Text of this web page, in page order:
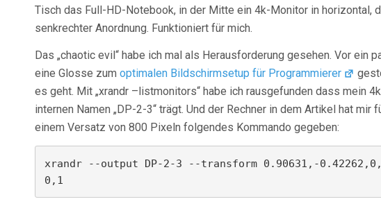
Tisch das Full-HD-Notebook, in der Mitte ein 4k-Monitor in horizontal,
senkrechter Anordnung. Funktioniert für mich.
Das „chaotic evil“ habe ich mal als Herausforderung gesehen. Vor ein
eine Glosse zum optimalen Bildschirmsetup für Programmierer
es geht. Mit „xrandr –listmonitors“ habe ich rausgefunden dass mein
internen Namen „DP-2-3“ trägt. Und der Rechner in dem Artikel hat mir
einem Versatz von 800 Pixeln folgendes Kommando gegeben:
xrandr --output DP-2-3 --transform 0.90631,-
0,1